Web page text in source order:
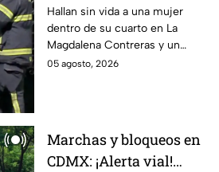
Contreras y choque en
la Del Valle, mientras
dormía
Hallan sin vida a una mujer
dentro de su cuarto en La
Magdalena Contreras y un
choque por velocidad impacta
05 agosto, 2026
Marchas y bloqueos en
CDMX: ¡Alerta vial!